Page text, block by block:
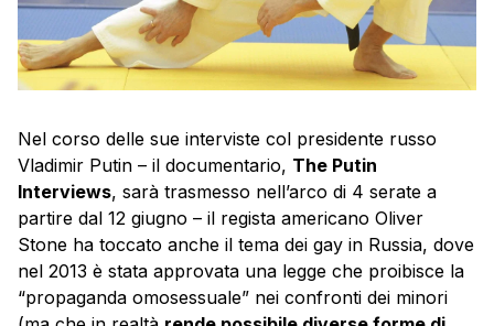
Nel corso delle sue interviste col presidente russo
Vladimir Putin – il documentario, The Putin
Interviews, sarà trasmesso nell’arco di 4 serate a
partire dal 12 giugno – il regista americano Oliver
Stone ha toccato anche il tema dei gay in Russia, dove
nel 2013 è stata approvata una legge che proibisce la
“propaganda omosessuale” nei confronti dei minori